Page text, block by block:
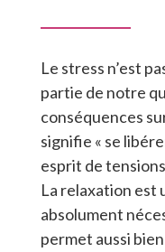
Le stress n’est
partie de notre
conséquences
signifie « se
esprit de
La relaxation est
absolument
permet aussi